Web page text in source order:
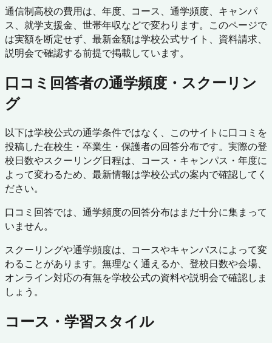
通信制高校の費用は、年度、コース、通学頻度、キャンパ
ス、就学支援金、世帯年収などで変わります。このページで
は実額を断定せず、最新金額は学校公式サイト、資料請求、
説明会で確認する前提で掲載しています。
口コミ回答者の通学頻度・スクーリン
グ
以下は学校公式の通学条件ではなく、このサイトに口コミを
投稿した在校生・卒業生・保護者の回答分布です。実際の登
校日数やスクーリング日程は、コース・キャンパス・年度に
よって変わるため、最新情報は学校公式の案内で確認してく
ださい。
口コミ回答では、通学頻度の回答分布はまだ十分に集まって
いません。
スクーリングや通学頻度は、コースやキャンパスによって変
わることがあります。無理なく通えるか、登校日数や会場、
オンライン対応の有無を学校公式の資料や説明会で確認しま
しょう。
コース・学習スタイル